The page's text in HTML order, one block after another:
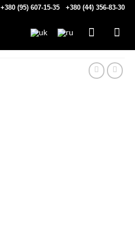
+380 (95) 607-15-35 +380 (44) 356-83-30